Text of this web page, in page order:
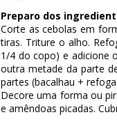
Preparo dos
Corte as cebolas em
tiras. Triture o alho.
1/4 do copo) e adicione
outra metade da parte
partes (bacalhau +
Decore uma forma ou
e amêndoas picadas.